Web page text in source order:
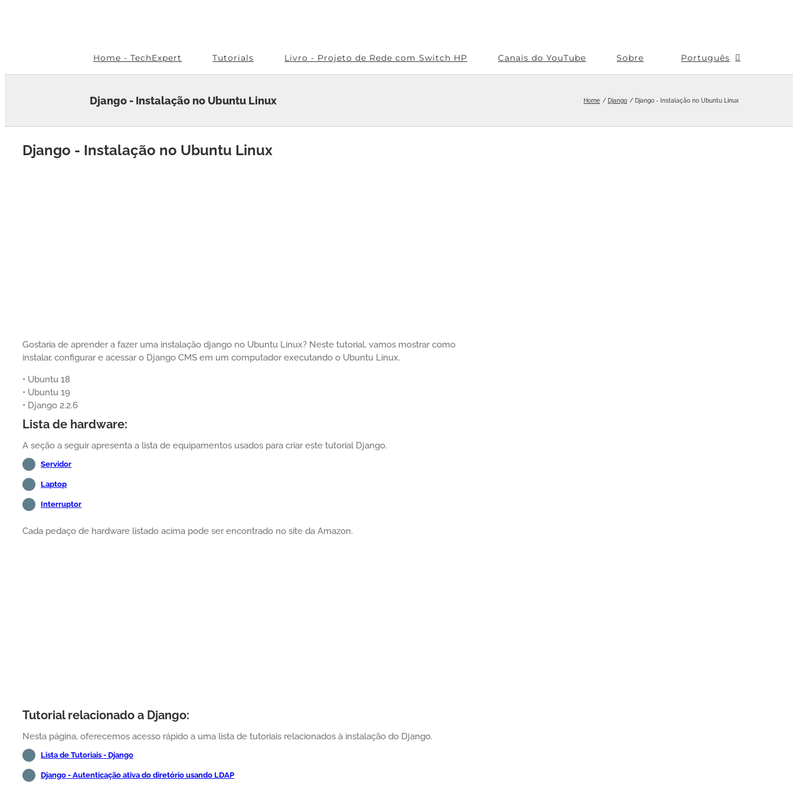
Home - TechExpert
Tutorials Livro - Projeto de Rede com Switch HP Canais do YouTube Sobre Português
Django - Instalação no Ubuntu Linux Home Django Django - Instalação no Ubuntu Linux
Django - Instalação no Ubuntu Linux
Gostaria de aprender a fazer uma instalação django no Ubuntu Linux? Neste tutorial, vamos mostrar como
instalar, configurar e acessar o Django CMS em um computador executando o Ubuntu Linux.
• Ubuntu 18
• Ubuntu 19
• Django 2.2.6
Lista de hardware:
A seção a seguir apresenta a lista de equipamentos usados para criar este tutorial Django.
Servidor
Laptop
Interruptor
Cada pedaço de hardware listado acima pode ser encontrado no site da Amazon.
Tutorial relacionado a Django:
Nesta página, oferecemos acesso rápido a uma lista de tutoriais relacionados à instalação do Django.
Lista de Tutoriais - Django
Django - Autenticação ativa do diretório usando LDAP